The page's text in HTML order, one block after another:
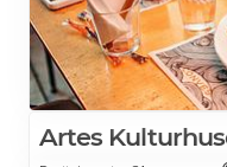
Artes